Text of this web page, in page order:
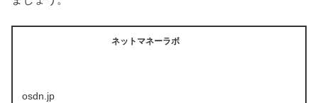
ネットマネーラボ
osdn.jp